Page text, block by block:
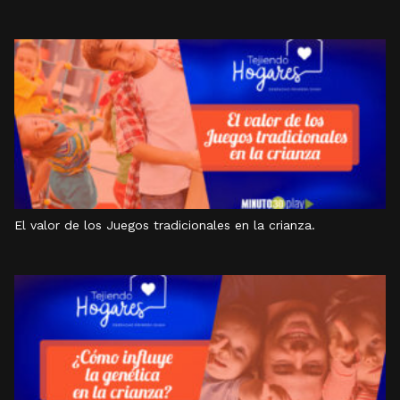
El valor de los Juegos tradicionales en la crianza.